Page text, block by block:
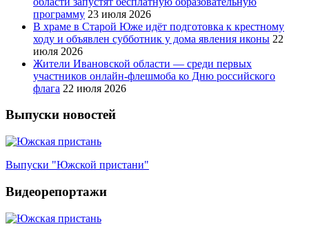
программу 23 июля 2026
В храме в Старой Юже идёт подготовка к крестному
ходу и объявлен субботник у дома явления иконы 22
июля 2026
Жители Ивановской области — среди первых
участников онлайн-флешмоба ко Дню российского
флага 22 июля 2026
Выпуски новостей
Выпуски "Южской пристани"
Видеорепортажи